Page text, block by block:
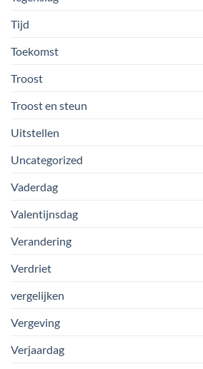
Tijd
Toekomst
Troost
Troost en steun
Uitstellen
Uncategorized
Vaderdag
Valentijnsdag
Verandering
Verdriet
vergelijken
Vergeving
Verjaardag